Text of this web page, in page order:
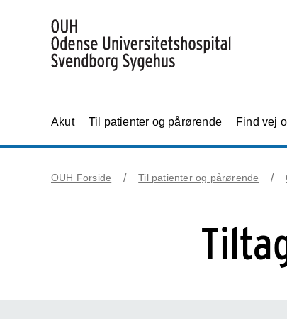
Akut Til patienter og pårørende Find vej
OUH Forside Til patienter og pårørende